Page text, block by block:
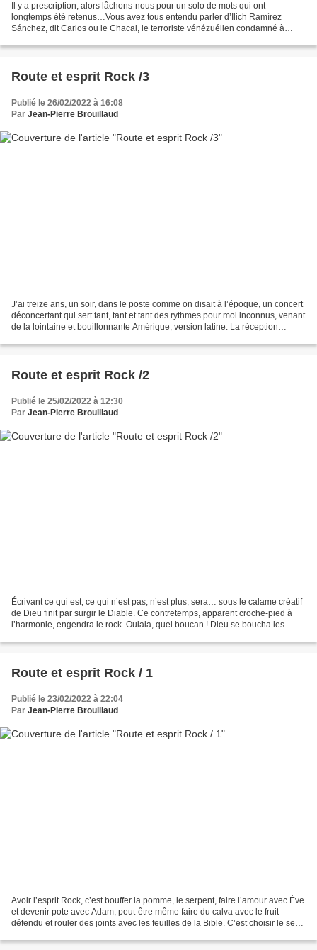
Il y a prescription, alors lâchons-nous pour un solo de mots qui ont
longtemps été retenus…Vous avez tous entendu parler d’Ilich Ramírez
Sánchez, dit Carlos ou le Chacal, le terroriste vénézuélien condamné à
Route et esprit Rock /3
Publié le 26/02/2022 à 16:08
Par Jean-Pierre Brouillaud
J’ai treize ans, un soir, dans le poste comme on disait à l’époque, un concert
déconcertant qui sert tant, tant et tant des rythmes pour moi inconnus, venant
de la lointaine et bouillonnante Amérique, version latine. La réception
Route et esprit Rock /2
Publié le 25/02/2022 à 12:30
Par Jean-Pierre Brouillaud
Écrivant ce qui est, ce qui n’est pas, n’est plus, sera… sous le calame créatif
de Dieu finit par surgir le Diable. Ce contretemps, apparent croche-pied à
l’harmonie, engendra le rock. Oulala, quel boucan ! Dieu se boucha les
Route et esprit Rock / 1
Publié le 23/02/2022 à 22:04
Par Jean-Pierre Brouillaud
Avoir l’esprit Rock, c’est bouffer la pomme, le serpent, faire l’amour avec Ève
et devenir pote avec Adam, peut-être même faire du calva avec le fruit
défendu et rouler des joints avec les feuilles de la Bible. C’est choisir le seul